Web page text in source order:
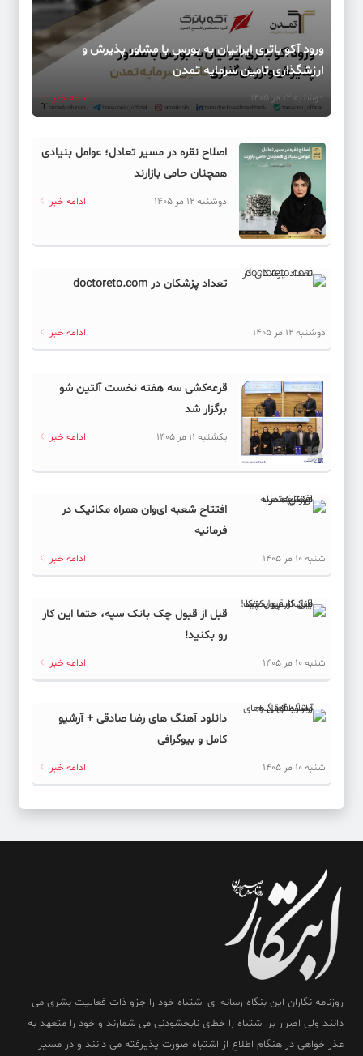
ورود آکو باتری ایرانیان به بورس با مشاور پذیرش و
ارزشگذاری تامین سرمایه تمدن
دوشنبه 12 مر 1405 ادامه خبر
اصلاح نقره در مسیر تعادل؛ عوامل بنیادی
همچنان حامی بازارند
دوشنبه 12 مر 1405 ادامه خبر
تعداد پزشکان در doctoreto.com
دوشنبه 12 مر 1405 ادامه خبر
قرعه‌کشی سه هفته نخست آلتین شو
برگزار شد
یکشنبه 11 مر 1405 ادامه خبر
افتتاح شعبه ای‌وان همراه مکانیک در
فرمانیه
شنبه 10 مر 1405 ادامه خبر
قبل از قبول چک بانک سپه، حتما این کار
رو بکنید!
شنبه 10 مر 1405 ادامه خبر
دانلود آهنگ های رضا صادقی + آرشیو
کامل و بیوگرافی
شنبه 10 مر 1405 ادامه خبر
روزنامه نگاران این بنگاه رسانه ای اشتباه خود را جزو ذات فعالیت بشری می
دانند ولی اصرار بر اشتباه را خطای نابخشودنی می شمارند و خود را متعهد به
عذر خواهی در هنگام اطلاع از اشتباه صورت پذیرفته می دانند و در مسیر